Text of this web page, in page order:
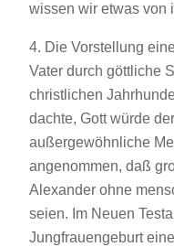
wissen wir etwas von
4. Die Vorstellung
Vater durch göttliche
christlichen
dachte, Gott würde
außergewöhnliche
angenommen, daß
Alexander ohne
seien. Im Neuen
Jungfrauengeburt